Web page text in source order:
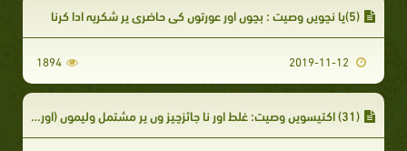
(5)پا نچویں وصیت : بچوں اور عورتوں کی حاضری پر شکریہ ادا کرنا
1894
(31) اکتیسویں وصیت: غلط اور نا جائزچیز وں پر مشتمل ولیموں (اوردعوتوں)